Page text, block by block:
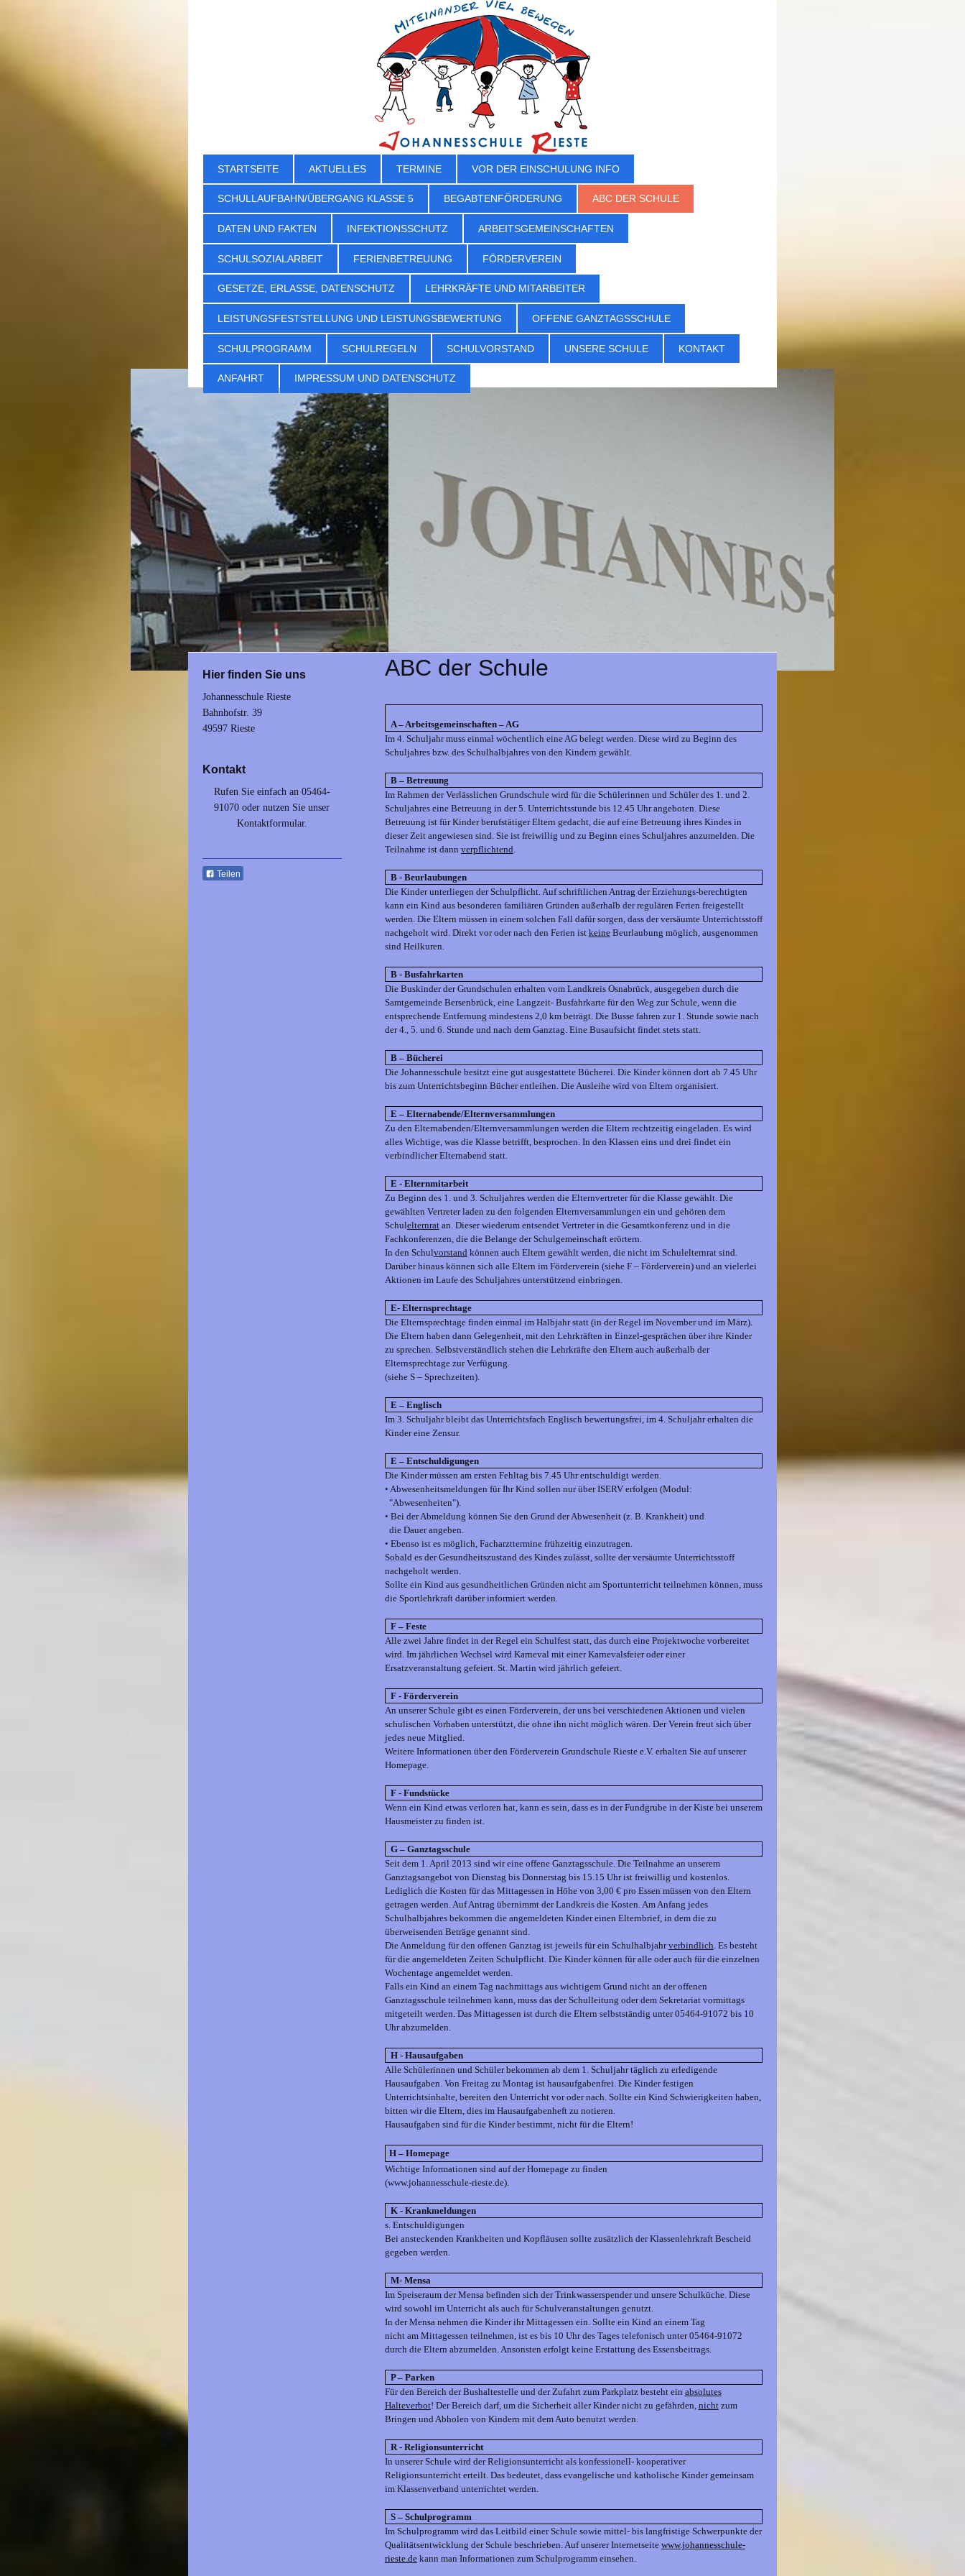
STARTSEITE AKTUELLES TERMINE VOR DER EINSCHULUNG INFO
SCHULLAUFBAHN/ÜBERGANG KLASSE 5 BEGABTENFÖRDERUNG ABC DER SCHULE
DATEN UND FAKTEN INFEKTIONSSCHUTZ ARBEITSGEMEINSCHAFTEN
SCHULSOZIALARBEIT FERIENBETREUUNG FÖRDERVEREIN
GESETZE, ERLASSE, DATENSCHUTZ LEHRKRÄFTE UND MITARBEITER
LEISTUNGSFESTSTELLUNG UND LEISTUNGSBEWERTUNG OFFENE GANZTAGSSCHULE
SCHULPROGRAMM SCHULREGELN SCHULVORSTAND UNSERE SCHULE KONTAKT
ANFAHRT IMPRESSUM UND DATENSCHUTZ
ABC der Schule
A – Arbeitsgemeinschaften – AG
Im 4. Schuljahr muss einmal wöchentlich eine AG belegt werden. Diese wird zu Beginn des
Schuljahres bzw. des Schulhalbjahres von den Kindern gewählt.
B – Betreuung
Im Rahmen der Verlässlichen Grundschule wird für die Schülerinnen und Schüler des 1. und 2.
Schuljahres eine Betreuung in der 5. Unterrichtsstunde bis 12.45 Uhr angeboten. Diese
Betreuung ist für Kinder berufstätiger Eltern gedacht, die auf eine Betreuung ihres Kindes in
dieser Zeit angewiesen sind. Sie ist freiwillig und zu Beginn eines Schuljahres anzumelden. Die
Teilnahme ist dann verpflichtend
B - Beurlaubungen
Die Kinder unterliegen der Schulpflicht. Auf schriftlichen Antrag der Erziehungs-berechtigten
kann ein Kind aus besonderen familiären Gründen außerhalb der regulären Ferien freigestellt
werden. Die Eltern müssen in einem solchen Fall dafür sorgen, dass der versäumte Unterrichtsstoff
nachgeholt wird. Direkt vor oder nach den Ferien ist keineBeurlaubung möglich, ausgenommen
sind Heilkuren.
B - Busfahrkarten
Die Buskinder der Grundschulen erhalten vom Landkreis Osnabrück, ausgegeben durch die
Samtgemeinde Bersenbrück, eine Langzeit- Busfahrkarte für den Weg zur Schule, wenn die
entsprechende Entfernung mindestens 2,0 km beträgt. Die Busse fahren zur 1. Stunde sowie nach
der 4., 5. und 6. Stunde und nach dem Ganztag. Eine Busaufsicht findet stets statt.
B – Bücherei
Die Johannesschule besitzt eine gut ausgestattete Bücherei. Die Kinder können dort ab 7.45 Uhr
bis zum Unterrichtsbeginn Bücher entleihen. Die Ausleihe wird von Eltern organisiert.
E – Elternabende/Elternversammlungen
Zu den Elternabenden/Elternversammlungen werden die Eltern rechtzeitig eingeladen. Es wird
alles Wichtige, was die Klasse betrifft, besprochen. In den Klassen eins und drei findet ein
verbindlicher Elternabend statt.
E - Elternmitarbeit
Zu Beginn des 1. und 3. Schuljahres werden die Elternvertreter für die Klasse gewählt. Die
gewählten Vertreter laden zu den folgenden Elternversammlungen ein und gehören dem
Schulelternratan. Dieser wiederum entsendet Vertreter in die Gesamtkonferenz und in die
Fachkonferenzen, die die Belange der Schulgemeinschaft erörtern.
In den Schulvorstand können auch Eltern gewählt werden, die nicht im Schulelternrat sind.
Darüber hinaus können sich alle Eltern im Förderverein (siehe F – Förderverein) und an vielerlei
Aktionen im Laufe des Schuljahres unterstützend einbringen.
E- Elternsprechtage
Die Elternsprechtage finden einmal im Halbjahr statt (in der Regel im November und im März).
Die Eltern haben dann Gelegenheit, mit den Lehrkräften in Einzel-gesprächen über ihre Kinder
zu sprechen. Selbstverständlich stehen die Lehrkräfte den Eltern auch außerhalb der
Elternsprechtage zur Verfügung.
(siehe S – Sprechzeiten).
E – Englisch
Im 3. Schuljahr bleibt das Unterrichtsfach Englisch bewertungsfrei, im 4. Schuljahr erhalten die
Kinder eine Zensur.
E – Entschuldigungen
Die Kinder müssen am ersten Fehltag bis 7.45 Uhr entschuldigt werden.
• Abwesenheitsmeldungen für Ihr Kind sollen nur über ISERV erfolgen (Modul:
"Abwesenheiten").
• Bei der Abmeldung können Sie den Grund der Abwesenheit (z. B. Krankheit) und
die Dauer angeben.
• Ebenso ist es möglich, Facharzttermine frühzeitig einzutragen.
Sobald es der Gesundheitszustand des Kindes zulässt, sollte der versäumte Unterrichtsstoff
nachgeholt werden.
Sollte ein Kind aus gesundheitlichen Gründen nicht am Sportunterricht teilnehmen können, muss
die Sportlehrkraft darüber informiert werden.
F – Feste
Alle zwei Jahre findet in der Regel ein Schulfest statt, das durch eine Projektwoche vorbereitet
wird. Im jährlichen Wechsel wird Karneval mit einer Karnevalsfeier oder einer
Ersatzveranstaltung gefeiert. St. Martin wird jährlich gefeiert.
F - Förderverein
An unserer Schule gibt es einen Förderverein, der uns bei verschiedenen Aktionen und vielen
schulischen Vorhaben unterstützt, die ohne ihn nicht möglich wären. Der Verein freut sich über
jedes neue Mitglied.
Weitere Informationen über den Förderverein Grundschule Rieste e.V. erhalten Sie auf unserer
Homepage.
F - Fundstücke
Wenn ein Kind etwas verloren hat, kann es sein, dass es in der Fundgrube in der Kiste bei unserem
Hausmeister zu finden ist.
G – Ganztagsschule
Seit dem 1. April 2013 sind wir eine offene Ganztagsschule. Die Teilnahme an unserem
Ganztagsangebot von Dienstag bis Donnerstag bis 15.15 Uhr ist freiwillig und kostenlos.
Lediglich die Kosten für das Mittagessen in Höhe von 3,00 € pro Essen müssen von den Eltern
getragen werden. Auf Antrag übernimmt der Landkreis die Kosten. Am Anfang jedes
Schulhalbjahres bekommen die angemeldeten Kinder einen Elternbrief, in dem die zu
überweisenden Beträge genannt sind.
Die Anmeldung für den offenen Ganztag ist jeweils für ein Schulhalbjahrverbindlich . Es besteht
für die angemeldeten Zeiten Schulpflicht. Die Kinder können für alle oder auch für die einzelnen
Wochentage angemeldet werden.
Falls ein Kind an einem Tag nachmittags aus wichtigem Grund nicht an der offenen
Ganztagsschule teilnehmen kann, muss das der Schulleitung oder dem Sekretariat vormittags
mitgeteilt werden. Das Mittagessen ist durch die Eltern selbstständig unter 05464-91072 bis 10
Uhr abzumelden.
H - Hausaufgaben
Alle Schülerinnen und Schüler bekommen ab dem 1. Schuljahr täglich zu erledigende
Hausaufgaben. Von Freitag zu Montag ist hausaufgabenfrei. Die Kinder festigen
Unterrichtsinhalte, bereiten den Unterricht vor oder nach. Sollte ein Kind Schwierigkeiten haben,
bitten wir die Eltern, dies im Hausaufgabenheft zu notieren.
Hausaufgaben sind für die Kinder bestimmt, nicht für die Eltern!
H – Homepage
Wichtige Informationen sind auf der Homepage zu finden
(www.johannesschule-rieste.de).
K - Krankmeldungen
s. Entschuldigungen
Bei ansteckenden Krankheiten und Kopfläusen sollte zusätzlich der Klassenlehrkraft Bescheid
gegeben werden.
M- Mensa
Im Speiseraum der Mensa befinden sich der Trinkwasserspender und unsere Schulküche. Diese
wird sowohl im Unterricht als auch für Schulveranstaltungen genutzt.
In der Mensa nehmen die Kinder ihr Mittagessen ein. Sollte ein Kind an einem Tag
nicht am Mittagessen teilnehmen, ist es bis 10 Uhr des Tages telefonisch unter 05464-91072
durch die Eltern abzumelden. Ansonsten erfolgt keine Erstattung des Essensbeitrags.
P – Parken
Für den Bereich der Bushaltestelle und der Zufahrt zum Parkplatz besteht ein absolutes
Halteverbot! Der Bereich darf, um die Sicherheit aller Kinder nicht zu gefährden, nichtzum
Bringen und Abholen von Kindern mit dem Auto benutzt werden.
R - Religionsunterricht
In unserer Schule wird der Religionsunterricht als konfessionell- kooperativer
Religionsunterricht erteilt. Das bedeutet, dass evangelische und katholische Kinder gemeinsam
im Klassenverband unterrichtet werden.
S – Schulprogramm
Im Schulprogramm wird das Leitbild einer Schule sowie mittel- bis langfristige Schwerpunkte der
Qualitätsentwicklung der Schule beschrieben. Auf unserer Internetseite www.johannesschule-
rieste.dekann man Informationen zum Schulprogramm einsehen.
Hier finden Sie uns
Johannesschule Rieste
Bahnhofstr. 39
49597 Rieste
Kontakt
Rufen Sie einfach an 05464-
91070 oder nutzen Sie unser
Kontaktformular.
Teilen